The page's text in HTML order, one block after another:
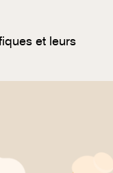
et leurs